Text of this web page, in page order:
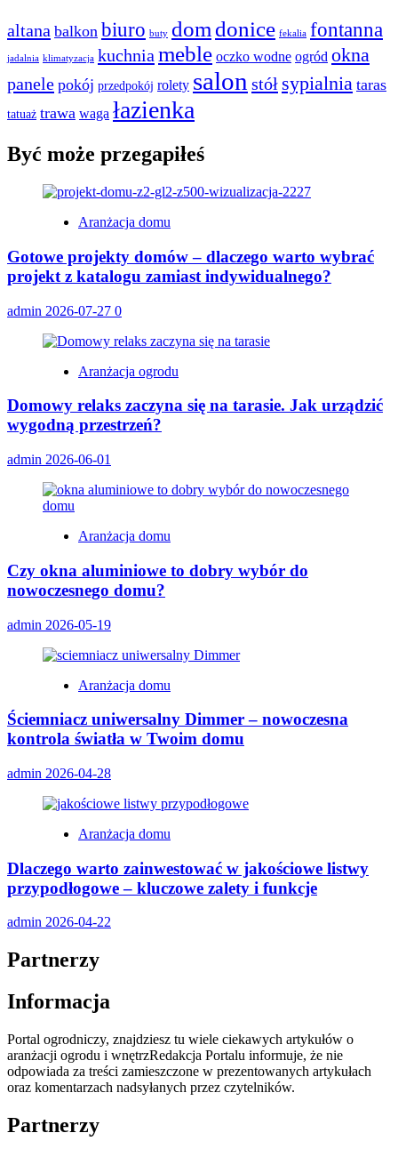
altana balkon biuro buty domdonice fekalia fontanna
jadalnia klimatyzacja kuchniameble oczko wodne ogród okna
panele pokój przedpokój rolety salon stół sypialnia taras
tatuaż trawa waga łazienka
Być może przegapiłeś
Aranżacja domu
Gotowe projekty domów – dlaczego warto wybrać
projekt z katalogu zamiast indywidualnego?
admin 2026-07-27 0
Aranżacja ogrodu
Domowy relaks zaczyna się na tarasie. Jak urządzić
wygodną przestrzeń?
admin 2026-06-01
Aranżacja domu
Czy okna aluminiowe to dobry wybór do
nowoczesnego domu?
admin 2026-05-19
Aranżacja domu
Ściemniacz uniwersalny Dimmer – nowoczesna
kontrola światła w Twoim domu
admin 2026-04-28
Aranżacja domu
Dlaczego warto zainwestować w jakościowe listwy
przypodłogowe – kluczowe zalety i funkcje
admin 2026-04-22
Partnerzy
Informacja
Portal ogrodniczy, znajdziesz tu wiele ciekawych artykułów o
aranżacji ogrodu i wnętrzRedakcja Portalu informuje, że nie
odpowiada za treści zamieszczone w prezentowanych artykułach
oraz komentarzach nadsyłanych przez czytelników.
Partnerzy